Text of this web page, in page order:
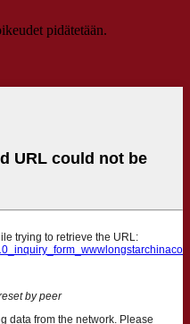
pidätetään.